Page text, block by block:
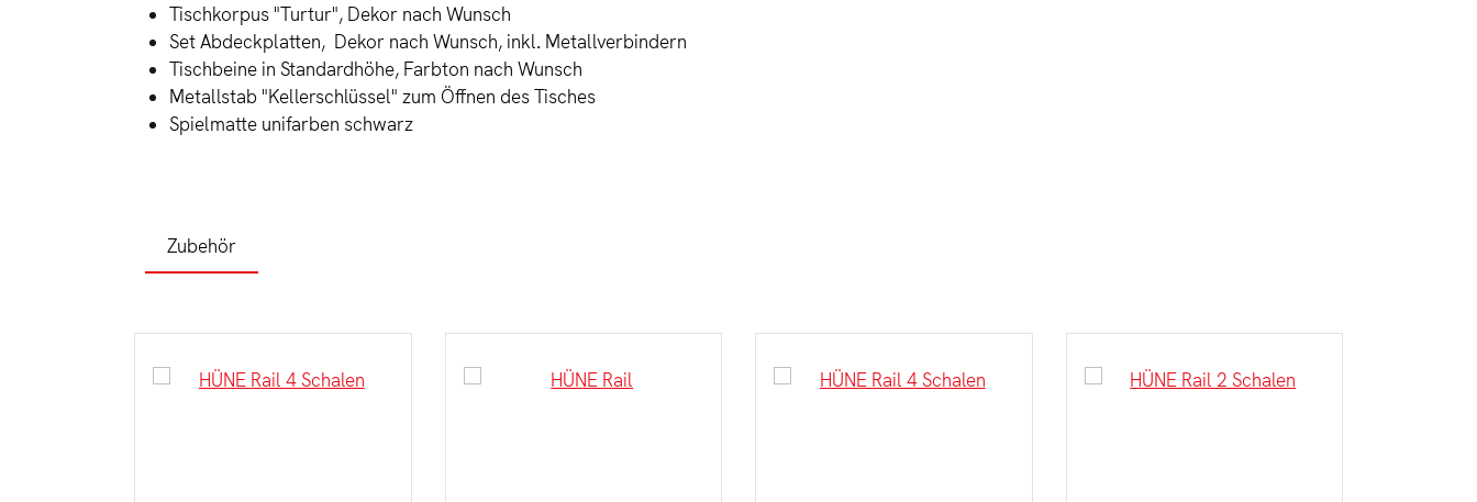
Tischkorpus "Turtur", Dekor nach Wunsch
Set Abdeckplatten, Dekor nach Wunsch, inkl. Metallverbindern
Tischbeine in Standardhöhe, Farbton nach Wunsch
Metallstab "Kellerschlüssel" zum Öffnen des Tisches
Spielmatte unifarben schwarz
Zubehör